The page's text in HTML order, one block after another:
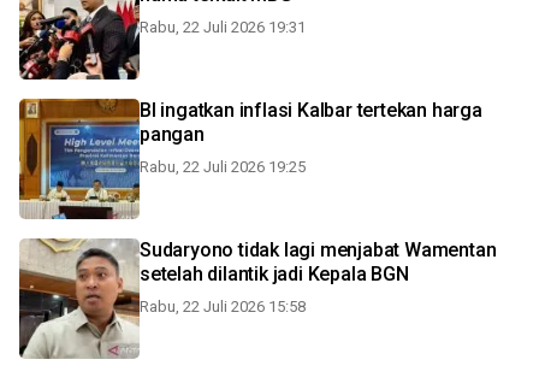
Rabu, 22 Juli 2026 19:31
BI ingatkan inflasi Kalbar tertekan harga
pangan
Rabu, 22 Juli 2026 19:25
Sudaryono tidak lagi menjabat Wamentan
setelah dilantik jadi Kepala BGN
Rabu, 22 Juli 2026 15:58